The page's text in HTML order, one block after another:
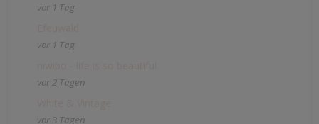
vor 1 Tag
vor 1 Tag
vor 2 Tagen
vor 3 Tagen